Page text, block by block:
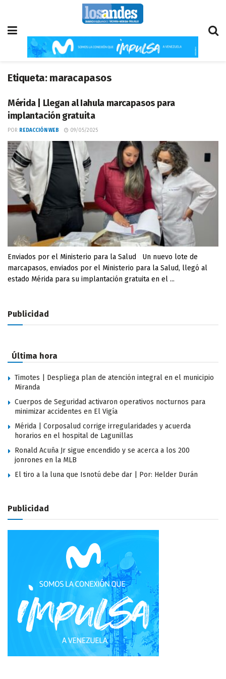
Etiqueta: maracapasos
Mérida | Llegan al Iahula marcapasos para
implantación gratuita
POR REDACCIÓN WEB 09/05/2025
Enviados por el Ministerio para la Salud Un nuevo lote de
marcapasos, enviados por el Ministerio para la Salud, llegó al
estado Mérida para su implantación gratuita en el ...
Publicidad
Última hora
Timotes | Despliega plan de atención integral en el municipio
Miranda
Cuerpos de Seguridad activaron operativos nocturnos para
minimizar accidentes en El Vigía
Mérida | Corposalud corrige irregularidades y acuerda
horarios en el hospital de Lagunillas
Ronald Acuña Jr sigue encendido y se acerca a los 200
jonrones en la MLB
El tiro a la luna que Isnotú debe dar | Por: Helder Durán
Publicidad